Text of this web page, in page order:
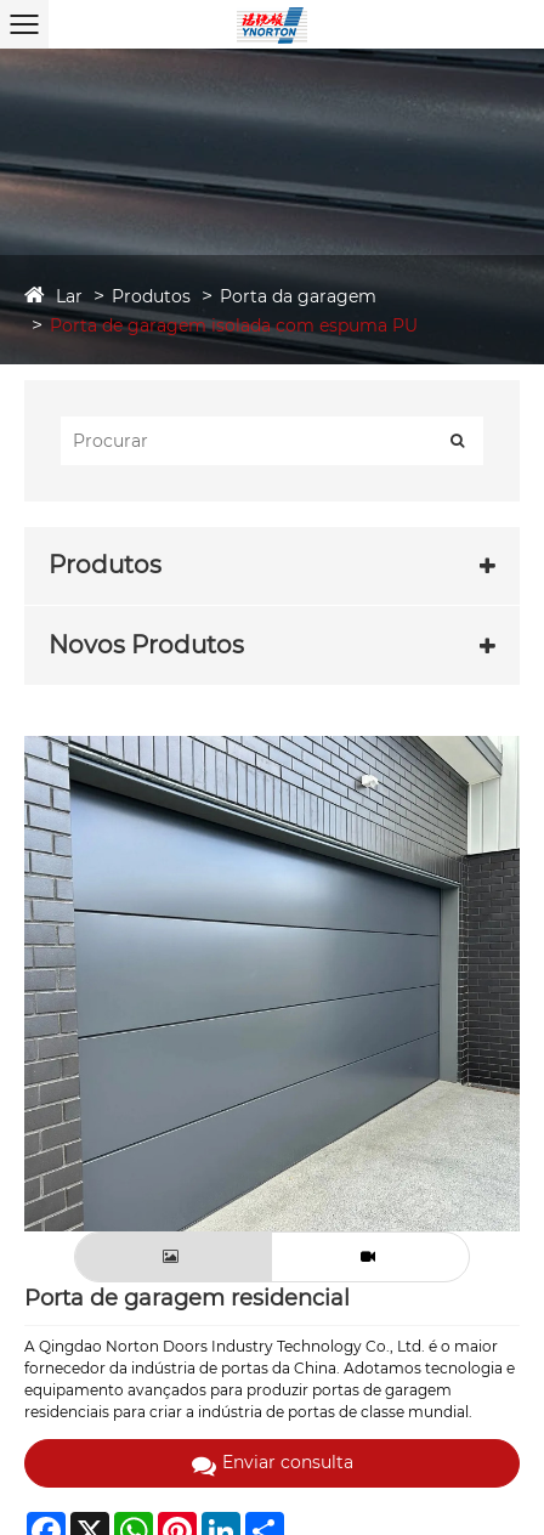
Lar Produtos
Porta da garagem
Porta de garagem isolada com espuma PU
Produtos
Novos Produtos
Porta de garagem residencial
A Qingdao Norton Doors Industry Technology Co., Ltd. é o maior
fornecedor da indústria de portas da China. Adotamos tecnologia e
equipamento avançados para produzir portas de garagem
residenciais para criar a indústria de portas de classe mundial.
Enviar consulta
Facebook
X WhatsAppPinterestLinkedIn